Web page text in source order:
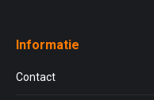
Informatie
Contact